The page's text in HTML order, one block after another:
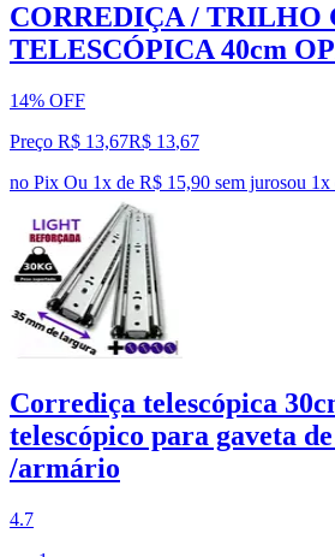
CORREDIÇA / TRILHO
TELESCÓPICA 40cm
14% OFF
Preço R$ 13,67R$ 13,67
no Pix Ou 1x de R$ 15,90 sem jurosou 1x
Corrediça telescópica
telescópico para gaveta
/armário
4.7